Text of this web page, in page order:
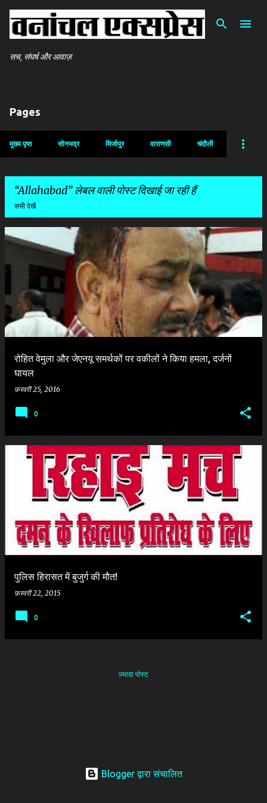
सीधे मुख्य सामग्री पर जाएं
सच, संघर्ष और आवाज़
Pages
मुख्य पृष्ठ सोनभद्र मिर्जापुर वाराणसी चंदौली
Allahabad लेबल वाली पोस्ट दिखाई जा रही हैं
सभी देखें
सं
दे
रोहित वेमुला और जेएनयू समर्थकों पर वकीलों ने किया हमला, दर्जनों
घायल
फ़रवरी 25, 2016
0
पुलिस हिरासत में बुजुर्ग की मौत!
फ़रवरी 22, 2015
0
ज़्यादा पोस्ट
Blogger द्वारा संचालित